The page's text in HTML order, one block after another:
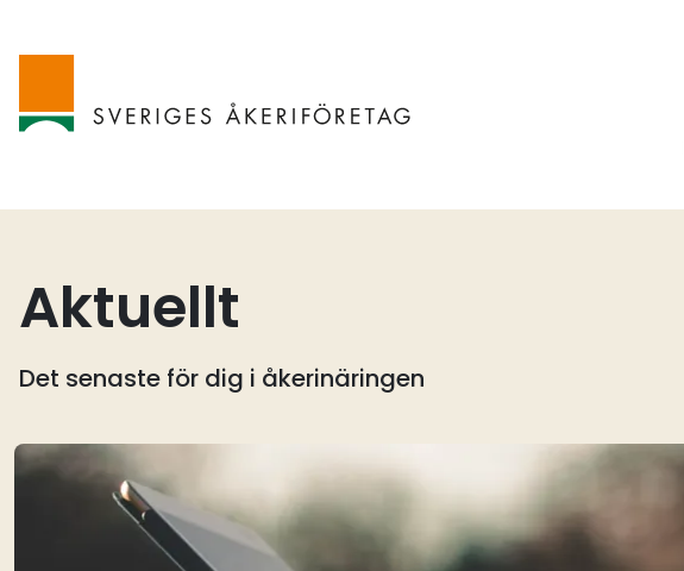
Aktuellt
Det senaste för dig i åkerinäringen